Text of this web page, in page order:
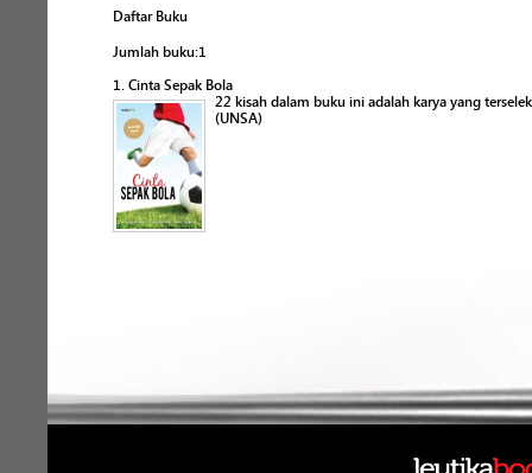
Daftar Buku
Jumlah buku:1
1. Cinta Sepak Bola
22 kisah dalam buku ini adalah karya yang
(UNSA)